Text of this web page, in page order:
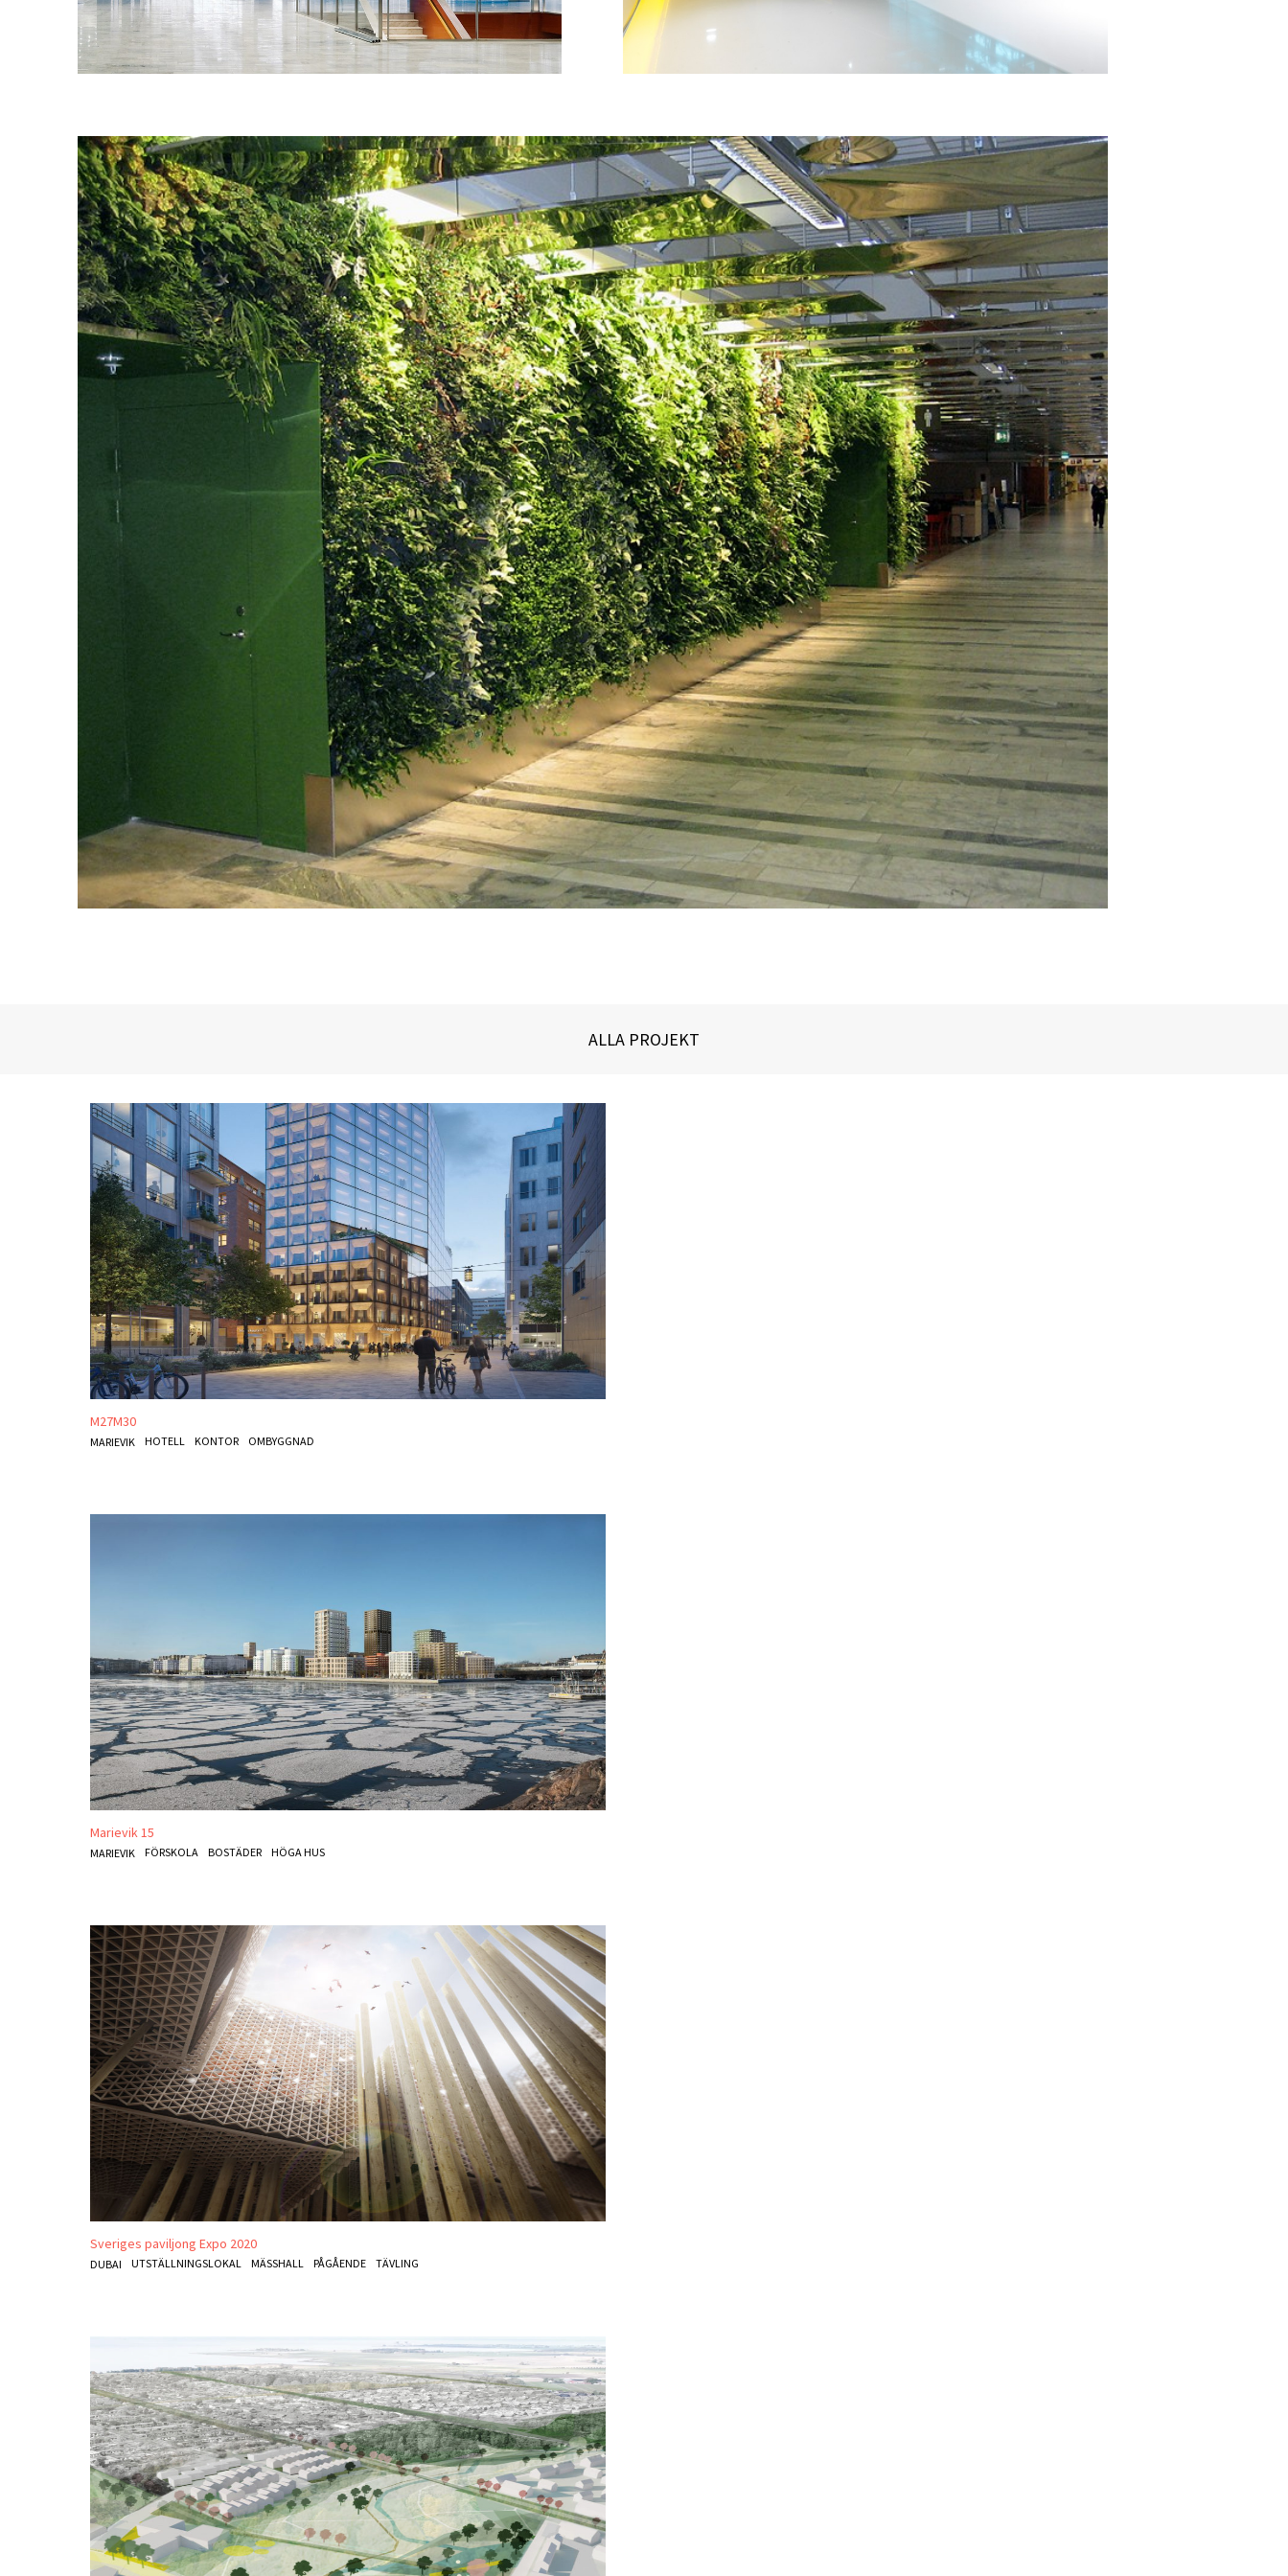
ALLA PROJEKT
M27M30
MARIEVIK HOTELL KONTOR OMBYGGNAD
Marievik 15
MARIEVIK FÖRSKOLA BOSTÄDER HÖGA HUS
Sveriges paviljong Expo 2020
DUBAI UTSTÄLLNINGSLOKAL MÄSSHALL PÅGÅENDE TÄVLING